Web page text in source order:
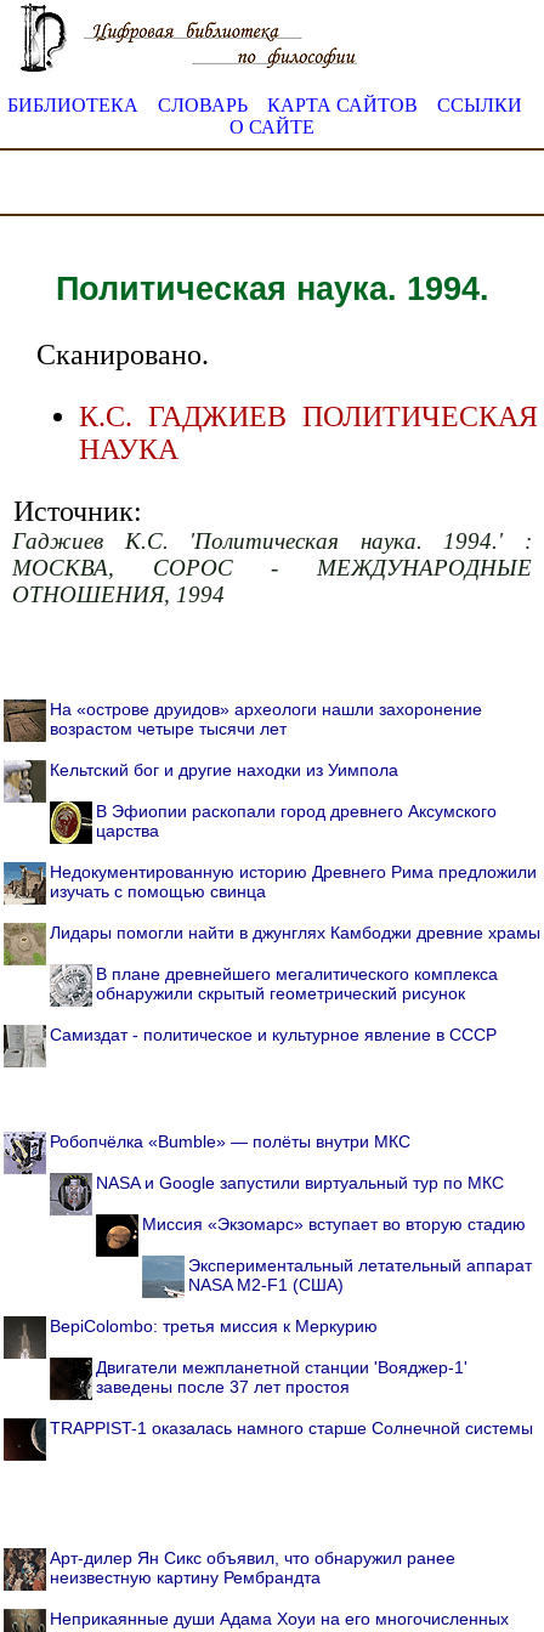
БИБЛИОТЕКА СЛОВАРЬ КАРТА САЙТОВ
ССЫЛКИ
О САЙТЕ
Политическая наука. 1994.
Сканировано.
К.С. ГАДЖИЕВ ПОЛИТИЧЕСКАЯ
НАУКА
Источник:
Гаджиев К.С. 'Политическая наука. 1994.' :
МОСКВА, СОРОС - МЕЖДУНАРОДНЫЕ
ОТНОШЕНИЯ, 1994
На «острове друидов» археологи нашли захоронение
возрастом четыре тысячи лет
Кельтский бог и другие находки из Уимпола
В Эфиопии раскопали город древнего Аксумского
царства
Недокументированную историю Древнего Рима предложили
изучать с помощью свинца
Лидары помогли найти в джунглях Камбоджи древние храмы
В плане древнейшего мегалитического комплекса
обнаружили скрытый геометрический рисунок
Самиздат - политическое и культурное явление в СССР
Робопчёлка «Bumble» — полёты внутри МКС
NASA и Google запустили виртуальный тур по МКС
Миссия «Экзомарс» вступает во вторую стадию
Экспериментальный летательный аппарат
NASA M2-F1 (США)
BepiColombo: третья миссия к Меркурию
Двигатели межпланетной станции 'Вояджер-1'
заведены после 37 лет простоя
TRAPPIST-1 оказалась намного старше Солнечной системы
Арт-дилер Ян Сикс объявил, что обнаружил ранее
неизвестную картину Рембрандта
Неприкаянные души Адама Хоуи на его многочисленных